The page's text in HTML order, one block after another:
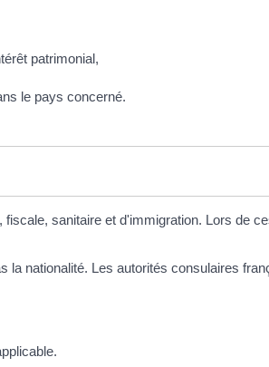
patrimonial,
le pays concerné.
sanitaire et d'immigration. Lors de
la nationalité. Les autorités consulaires